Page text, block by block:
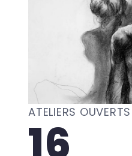
ATELIERS OUVERTS
16